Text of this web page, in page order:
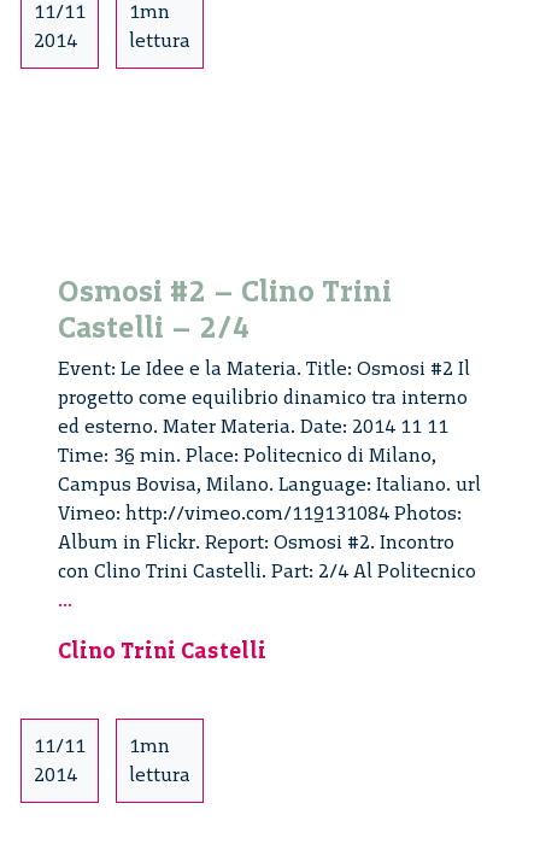
Castelli
–
3/4
11/11
2014
1mn
lettura
Osmosi #2 – Clino Trini
Castelli – 2/4
Event: Le Idee e la Materia. Title: Osmosi #2 Il
progetto come equilibrio dinamico tra interno
ed esterno. Mater Materia. Date: 2014 11 11
Time: 36 min. Place: Politecnico di Milano,
Campus Bovisa, Milano. Language: Italiano. url
Vimeo: http://vimeo.com/119131084 Photos:
Album in Flickr. Report: Osmosi #2. Incontro
con Clino Trini Castelli. Part: 2/4 Al Politecnico
...
–
Trini
Castelli
–
2/4
Clino Trini Castelli
11/11
2014
1mn
lettura